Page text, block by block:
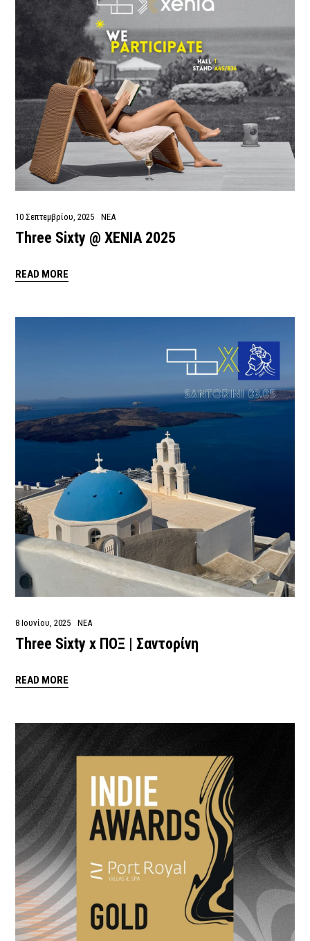
10 Σεπτεμβρίου, 2025 ΝΕΑ
Three Sixty @ XENIA 2025
READ MORE
8 Ιουνίου, 2025 ΝΕΑ
Three Sixty x ΠΟΞ | Σαντορίνη
READ MORE